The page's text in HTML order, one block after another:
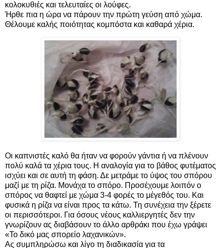
κολοκυθιές και τελευταίες οι λούφες.
Ήρθε πια η ώρα να πάρουν την πρώτη γεύση από χώμα.
Θέλουμε καλής ποιότητας κομπόστα και καθαρά χέρια.
Οι καπνιστές καλό θα ήταν να φορούν γάντια ή να πλένουν
πολύ καλά τα χέρια τους. Η αναλογία για το βάθος φυτέματος
ισχύει και σε αυτή τη φάση. Δε μετράμε το ύψος του σπόρου
μαζί με τη ρίζα. Μονάχα το σπόρο. Προσέχουμε λοιπόν ο
σπόρος να θαφτεί με χώμα 3-4 φορές το μέγεθός του. Και
φυσικά η ρίζα να είναι προς τα κάτω. Τη συνέχεια την ξέρετε
οι περισσότεροι. Για όσους νέους καλλιεργητές δεν την
γνωρίζουν ας διαβάσουν το άλλο αρθράκι που έχω γράψει
«Το δικό μας σπορείο λαχανικών».
Ας συμπληρώσω και λίγο τη διαδικασία για τα